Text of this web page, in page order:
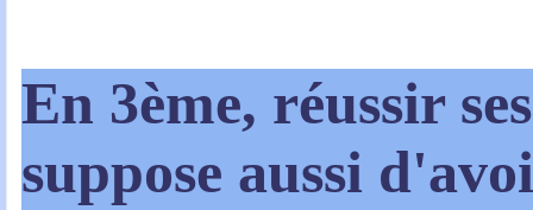
En 3ème, réussir
suppose aussi